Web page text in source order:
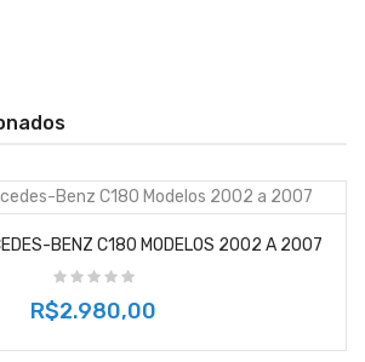
BENZ C180 MODELOS 2002 A 2007
R$2.980,00